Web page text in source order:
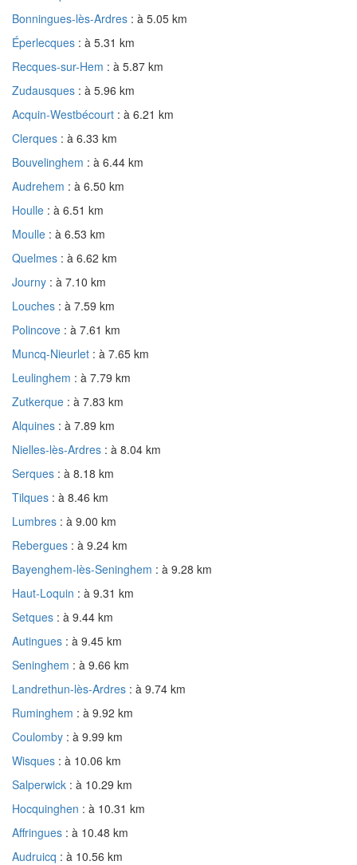
Bonningues-lès-Ardres : à 5.05 km
Éperlecques : à 5.31 km
Recques-sur-Hem : à 5.87 km
Zudausques : à 5.96 km
Acquin-Westbécourt : à 6.21 km
Clerques : à 6.33 km
Bouvelinghem : à 6.44 km
Audrehem : à 6.50 km
Houlle : à 6.51 km
Moulle : à 6.53 km
Quelmes : à 6.62 km
Journy : à 7.10 km
Louches : à 7.59 km
Polincove : à 7.61 km
Muncq-Nieurlet : à 7.65 km
Leulinghem : à 7.79 km
Zutkerque : à 7.83 km
Alquines : à 7.89 km
Nielles-lès-Ardres : à 8.04 km
Serques : à 8.18 km
Tilques : à 8.46 km
Lumbres : à 9.00 km
Rebergues : à 9.24 km
Bayenghem-lès-Seninghem : à 9.28 km
Haut-Loquin : à 9.31 km
Setques : à 9.44 km
Autingues : à 9.45 km
Seninghem : à 9.66 km
Landrethun-lès-Ardres : à 9.74 km
Ruminghem : à 9.92 km
Coulomby : à 9.99 km
Wisques : à 10.06 km
Salperwick : à 10.29 km
Hocquinghen : à 10.31 km
Affringues : à 10.48 km
Audruicq : à 10.56 km